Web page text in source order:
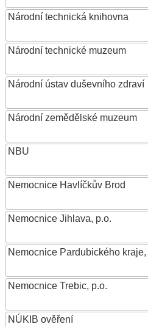
Národní technická knihovna
Národní technické muzeum
Národní ústav duševního zdraví
Národní zemědělské muzeum
NBU
Nemocnice Havlíčkův Brod
Nemocnice Jihlava, p.o.
Nemocnice Pardubického kraje,
Nemocnice Trebic, p.o.
NÚKIB ověření